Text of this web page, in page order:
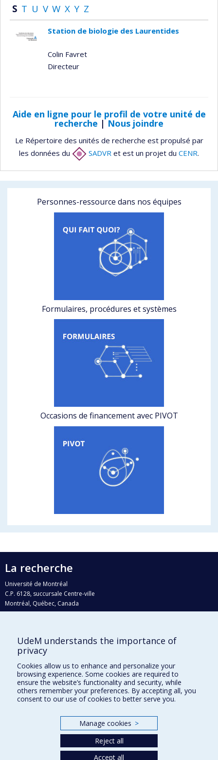
S T U V W X Y Z
Station de biologie des Laurentides
Colin Favret
Directeur
Aide en ligne pour le profil de votre unité de
recherche | Nous joindre
Le Répertoire des unités de recherche est propulsé par
les données du
SADVR et est un projet du CENR.
Personnes-ressource dans nos équipes
Formulaires, procédures et systèmes
Occasions de financement avec PIVOT
La recherche
Université de Montréal
C.P. 6128, succursale Centre-ville
Montréal, Québec, Canada
H3C 3J7
Qui fait quoi?
Nous trouver
Plan du site
Accessibilité
UdeM understands the importance of
privacy
Cookies allow us to enhance and personalize your
browsing experience. Some cookies are required to
ensure the website’s functionality and security, while
others remember your preferences. By accepting all, you
consent to our use of cookies to better serve you.
Manage cookies >
Reject all
Accept all